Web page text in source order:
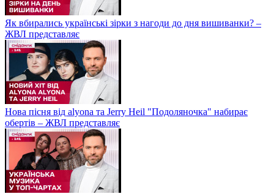
Як вбирались українські зірки з нагоди до дня вишиванки? –
ЖВЛ представляє
Нова пісня від alyona та Jerry Heil "Подоляночка" набирає
обертів – ЖВЛ представляє